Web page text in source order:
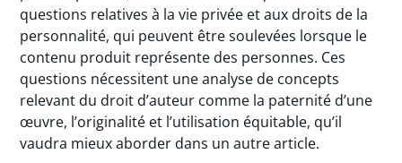
questions relatives à la vie privée et aux droits de la
personnalité, qui peuvent être soulevées lorsque le
contenu produit représente des personnes. Ces
questions nécessitent une analyse de concepts
relevant du droit d’auteur comme la paternité d’une
œuvre, l’originalité et l’utilisation équitable, qu’il
vaudra mieux aborder dans un autre article.